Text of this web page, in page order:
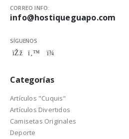
CORREO INFO:
info@hostiqueguapo.com
SÍGUENOS
Categorías
Artículos "Cuquis"
Artículos Divertidos
Camisetas Originales
Deporte